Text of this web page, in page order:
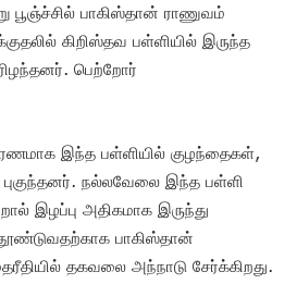
பாகிஸ்தான் ராணுவம்
கிறிஸ்தவ பள்ளியில் இருந்த
பெற்றோர்
இந்த பள்ளியில் குழந்தைகள்,
நல்லவேலை இந்த பள்ளி
இழப்பு அதிகமாக இருந்து
பாகிஸ்தான்
தகவலை அந்நாடு சேர்க்கிறது.